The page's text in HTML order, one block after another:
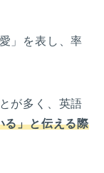
」を表し、率
が多く、英語
る」と伝える際